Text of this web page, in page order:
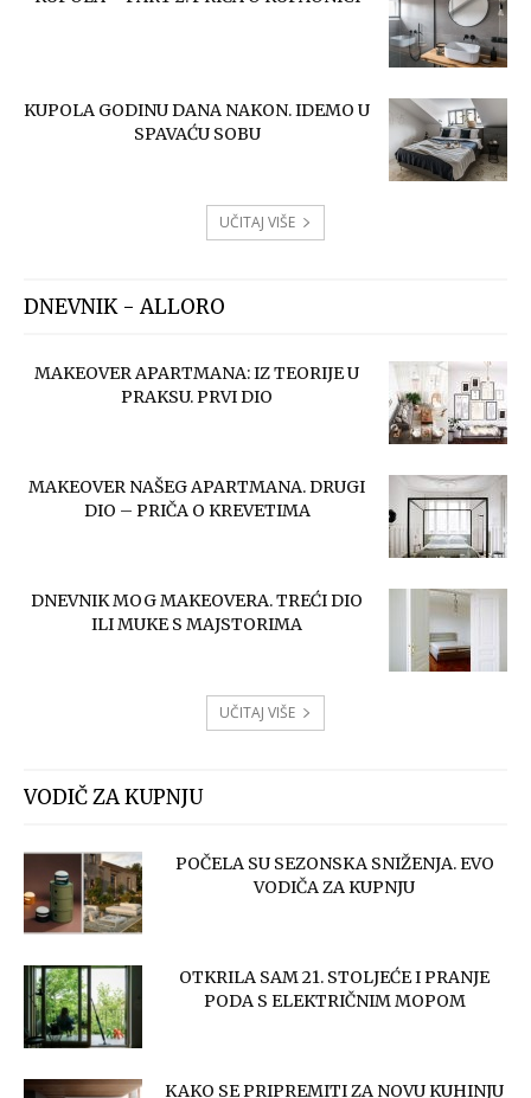
KUPOLA GODINU DANA NAKON. IDEMO U
SPAVAĆU SOBU
UČITAJ VIŠE
DNEVNIK - ALLORO
MAKEOVER APARTMANA: IZ TEORIJE U
PRAKSU. PRVI DIO
MAKEOVER NAŠEG APARTMANA. DRUGI
DIO – PRIČA O KREVETIMA
DNEVNIK MOG MAKEOVERA. TREĆI DIO
ILI MUKE S MAJSTORIMA
UČITAJ VIŠE
VODIČ ZA KUPNJU
POČELA SU SEZONSKA SNIŽENJA. EVO
VODIČA ZA KUPNJU
OTKRILA SAM 21. STOLJEĆE I PRANJE
PODA S ELEKTRIČNIM MOPOM
KAKO SE PRIPREMITI ZA NOVU KUHINJU